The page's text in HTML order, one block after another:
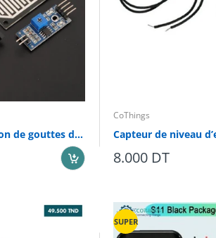
Capteur de détection de gouttes de pluie
CoThings
8.000 DT
SUPER